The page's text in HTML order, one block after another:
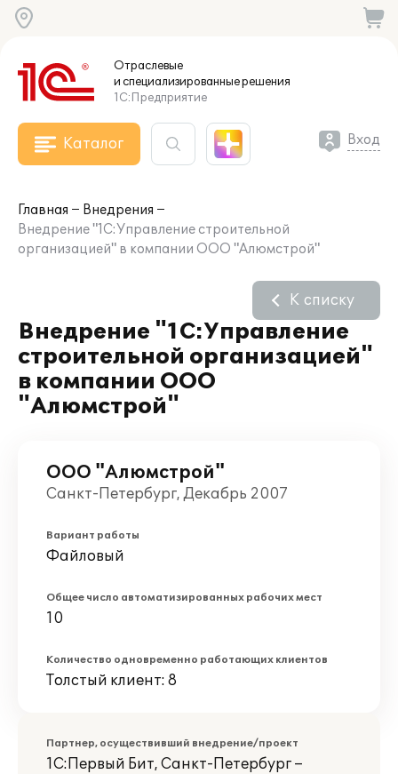
Отраслевые
и специализированныерешения
1С:Предприятие
Каталог Вход
Главная
Внедрения
Внедрение "1С:Управление строительной
организацией" в компании ООО "Алюмстрой"
Внедрение "1С:Управление
строительной организацией"
в компании ООО
"Алюмстрой"
К списку
ООО "Алюмстрой"
Санкт-Петербург, Декабрь 2007
Вариант работы
Файловый
Общее число автоматизированных рабочих мест
10
Количество одновременно работающих клиентов
Толстый клиент: 8
Партнер, осуществивший внедрение/проект
1С:Первый Бит, Санкт-Петербург –